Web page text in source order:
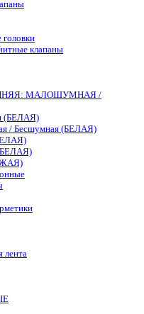
головки
клапаны
МАЛОШУМНАЯ /
(БЕЛАЯ)
/ Бесшумная (БЕЛАЯ)
лента